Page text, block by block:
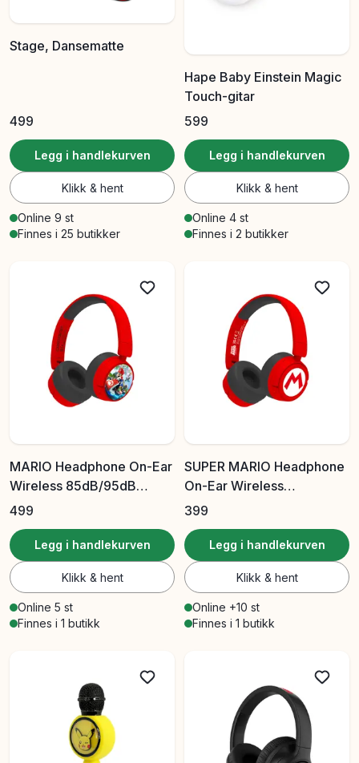
Stage, Dansematte
499
Legg i handlekurven
Klikk & hent
Online 9 st
Finnes i 25 butikker
Hape Baby Einstein Magic
Touch-gitar
599
Legg i handlekurven
Klikk & hent
Online 4 st
Finnes i 2 butikker
MARIO Headphone On-Ear
Wireless 85dB/95dB
Sharing Aux
499
Legg i handlekurven
Klikk & hent
Online 5 st
Finnes i 1 butikk
SUPER MARIO Headphone
On-Ear Wireless
85dB/95dB Sharing Aux
399
Legg i handlekurven
Klikk & hent
Online +10 st
Finnes i 1 butikk